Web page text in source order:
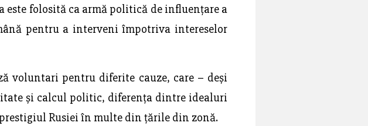
folosită ca armă politică de influențare a
pentru a interveni împotriva intereselor
voluntari pentru diferite cauze, care – deși
și calcul politic, diferența dintre idealuri
Rusiei în multe din țările din zonă.